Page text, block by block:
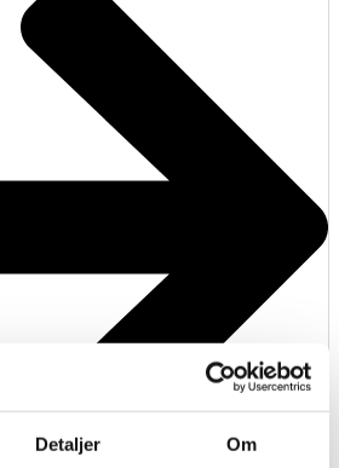
Detaljer Om